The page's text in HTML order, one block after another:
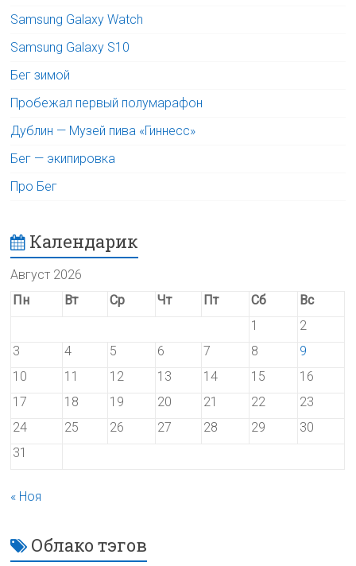
Samsung Galaxy Watch
Samsung Galaxy S10
Бег зимой
Пробежал первый полумарафон
Дублин — Музей пива «Гиннесс»
Бег — экипировка
Про Бег
Календарик
Август 2026
Пн
Вт Ср Чт Пт Сб
Вс
1
2
3
4 5 6 7 8
9
10
11 12 13 14 15
16
17
18 19 20 21 22
23
24
25 26 27 28 29
30
31
« Ноя
Облако тэгов